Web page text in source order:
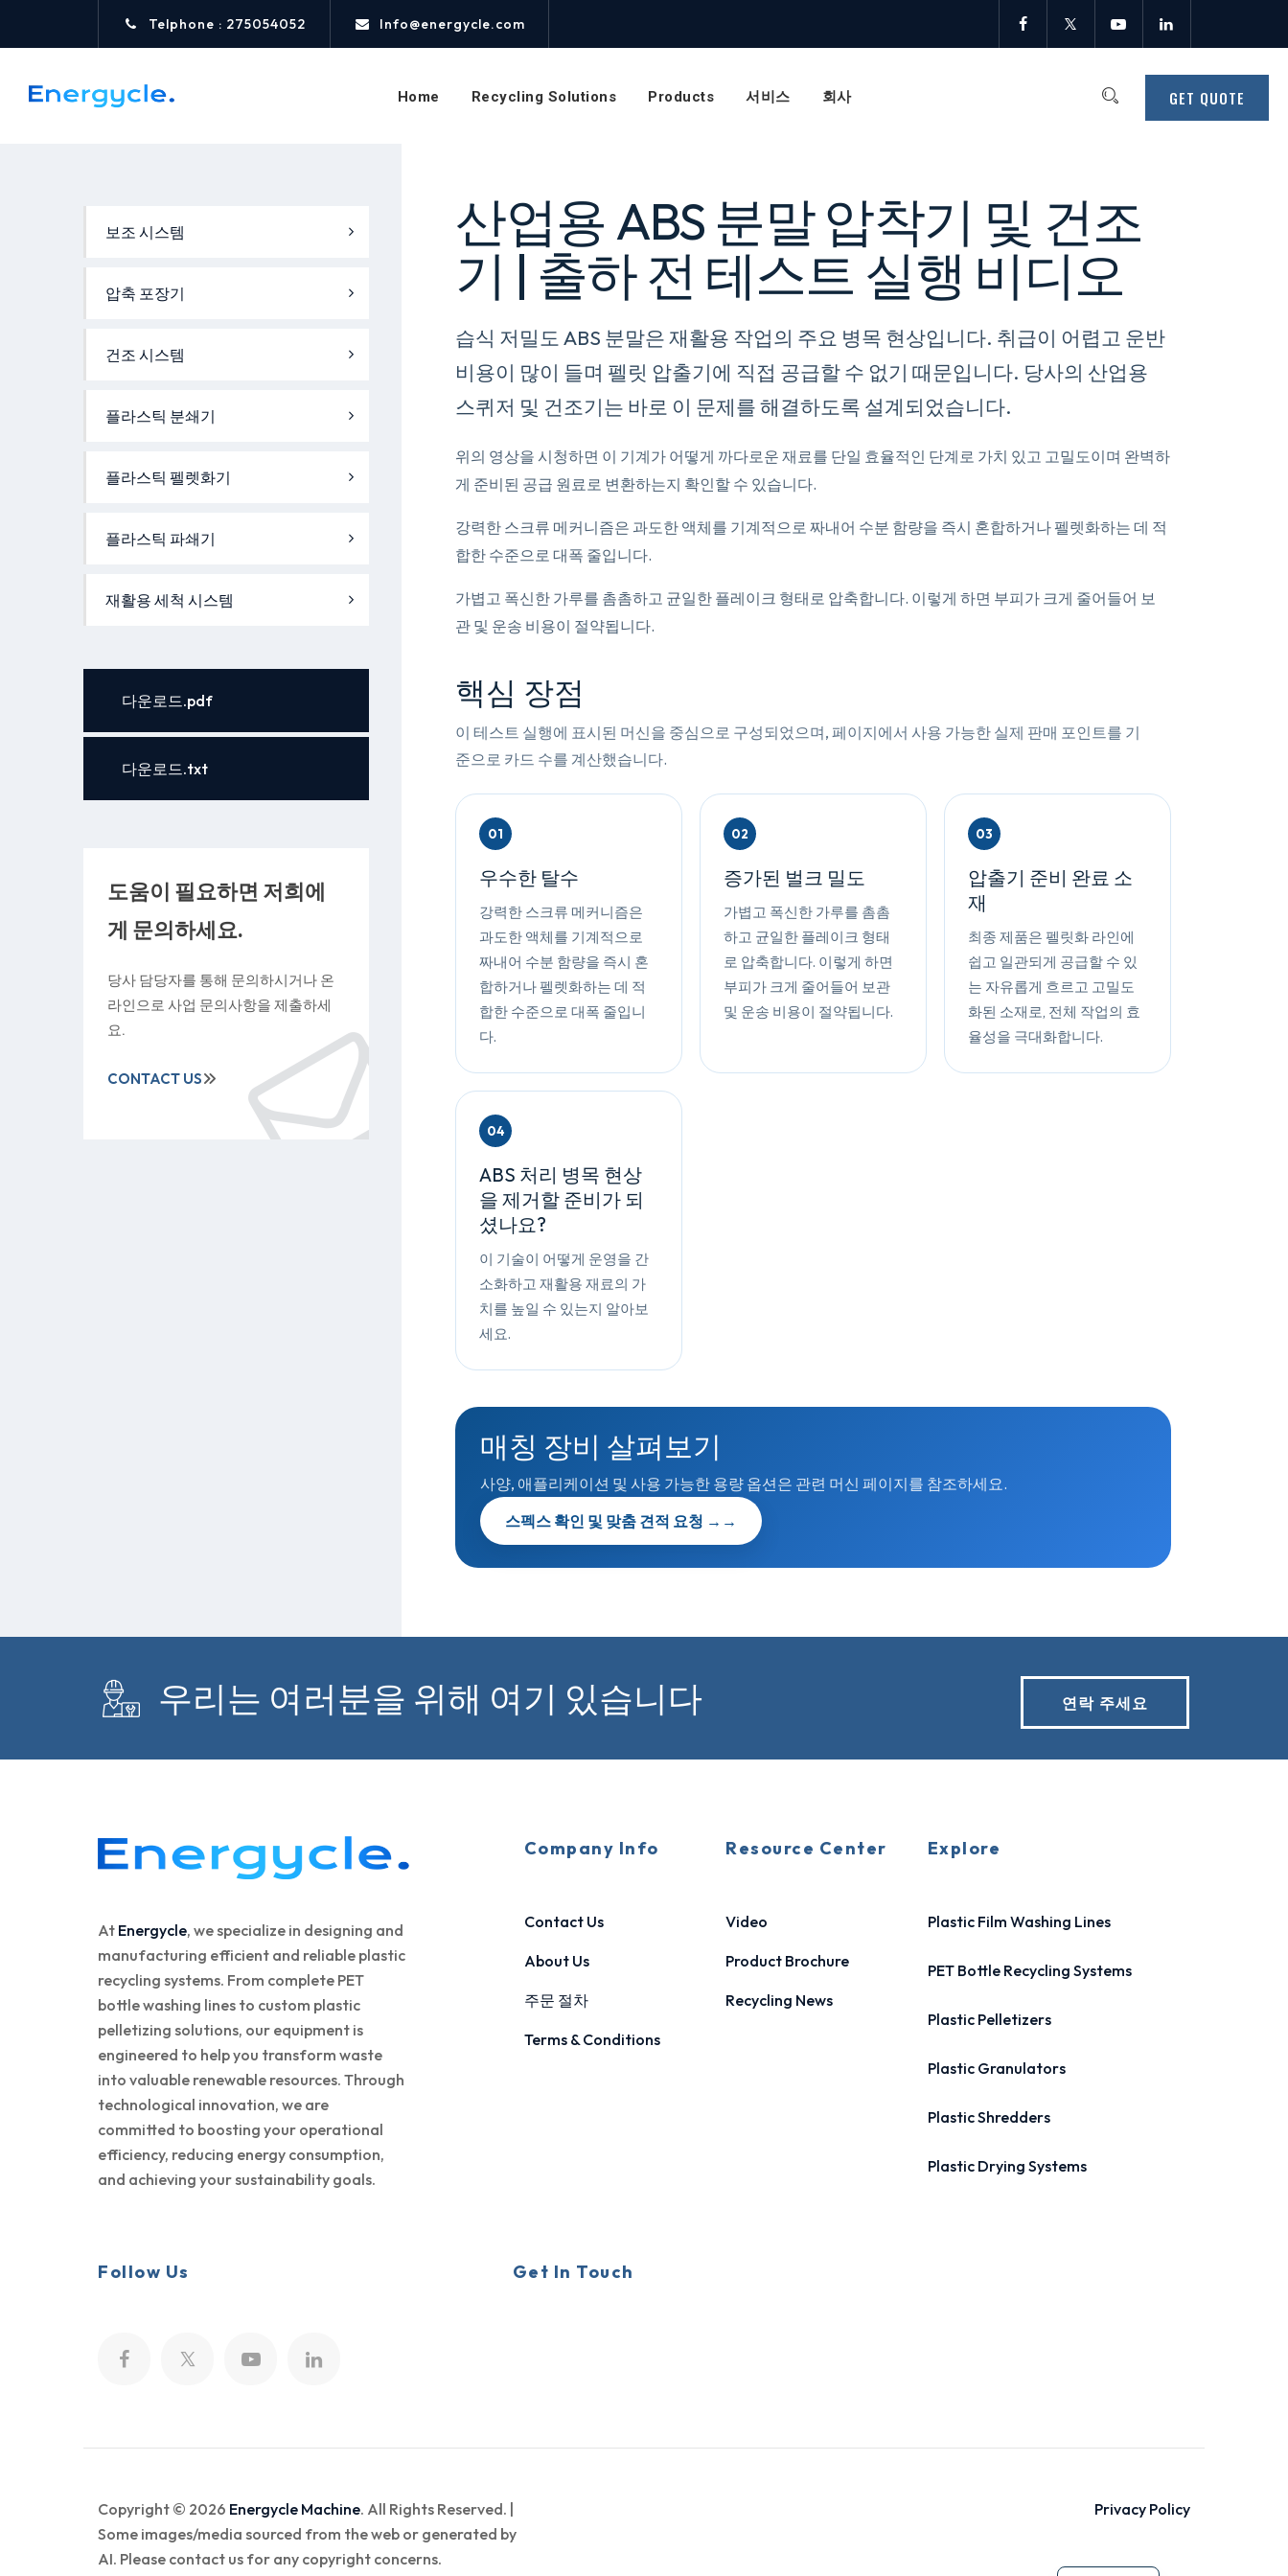
Telphone : 275054052 Info@energycle.com
GET QUOTE
Home Recycling Solutions Products 서비스 회사
상
하
산업용 ABS 분말 압착기 및 건조
기 | 출하 전 테스트 실행 비디오
습식 저밀도 ABS 분말은 재활용 작업의 주요 병목 현상입니다. 취급이 어렵고 운반
비용이 많이 들며 펠릿 압출기에 직접 공급할 수 없기 때문입니다. 당사의 산업용
스퀴저 및 건조기는 바로 이 문제를 해결하도록 설계되었습니다.
위의 영상을 시청하면 이 기계가 어떻게 까다로운 재료를 단일 효율적인 단계로 가치 있고 고밀도이며 완벽하
게 준비된 공급 원료로 변환하는지 확인할 수 있습니다.
강력한 스크류 메커니즘은 과도한 액체를 기계적으로 짜내어 수분 함량을 즉시 혼합하거나 펠렛화하는 데 적
합한 수준으로 대폭 줄입니다.
가볍고 폭신한 가루를 촘촘하고 균일한 플레이크 형태로 압축합니다. 이렇게 하면 부피가 크게 줄어들어 보
관 및 운송 비용이 절약됩니다.
핵심 장점
이 테스트 실행에 표시된 머신을 중심으로 구성되었으며, 페이지에서 사용 가능한 실제 판매 포인트를 기
준으로 카드 수를 계산했습니다.
01
우수한 탈수
강력한 스크류 메커니즘은
과도한 액체를 기계적으로
짜내어 수분 함량을 즉시 혼
합하거나 펠렛화하는 데 적
합한 수준으로 대폭 줄입니
다.
02
증가된 벌크 밀도
가볍고 폭신한 가루를 촘촘
하고 균일한 플레이크 형태
로 압축합니다. 이렇게 하면
부피가 크게 줄어들어 보관
및 운송 비용이 절약됩니다.
03
압출기 준비 완료 소
재
최종 제품은 펠릿화 라인에
쉽고 일관되게 공급할 수 있
는 자유롭게 흐르고 고밀도
화된 소재로, 전체 작업의 효
율성을 극대화합니다.
04
ABS 처리 병목 현상
을 제거할 준비가 되
셨나요?
이 기술이 어떻게 운영을 간
소화하고 재활용 재료의 가
치를 높일 수 있는지 알아보
세요.
매칭 장비 살펴보기
사양, 애플리케이션 및 사용 가능한 용량 옵션은 관련 머신 페이지를 참조하세요.
스펙스 확인 및 맞춤 견적 요청 → →
보조 시스템
압축 포장기
건조 시스템
플라스틱 분쇄기
플라스틱 펠렛화기
플라스틱 파쇄기
재활용 세척 시스템
다운로드.pdf
다운로드.txt
도움이 필요하면 저희에
게 문의하세요.
당사 담당자를 통해 문의하시거나 온
라인으로 사업 문의사항을 제출하세
요.
CONTACT US
우리는 여러분을 위해 여기 있습니다 연락 주세요
At Energycle, we specialize in designing and
manufacturing efficient and reliable plastic
recycling systems. From complete PET
bottle washing lines to custom plastic
pelletizing solutions, our equipment is
engineered to help you transform waste
into valuable renewable resources. Through
technological innovation, we are
committed to boosting your operational
efficiency, reducing energy consumption,
and achieving your sustainability goals.
Company Info
Contact Us
About Us
주문 절차
Terms & Conditions
Resource Center
Video
Product Brochure
Recycling News
Explore
Plastic Film Washing Lines
PET Bottle Recycling Systems
Plastic Pelletizers
Plastic Granulators
Plastic Shredders
Plastic Drying Systems
Follow Us Get In Touch
Copyright © 2026 Energycle Machine. All Rights Reserved. |
Some images/media sourced from the web or generated by
AI. Please contact us for any copyright concerns.
Privacy Policy